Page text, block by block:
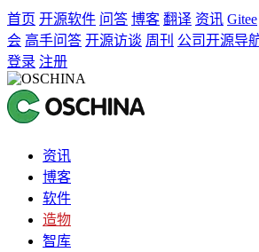
首页 开源软件 问答 博客 翻译 资讯 Gitee
会 高手问答 开源访谈 周刊 公司开源导
登录 注册
资讯
博客
软件
造物
智库